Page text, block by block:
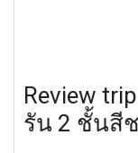
Review
รัน 2 ชั้นสี